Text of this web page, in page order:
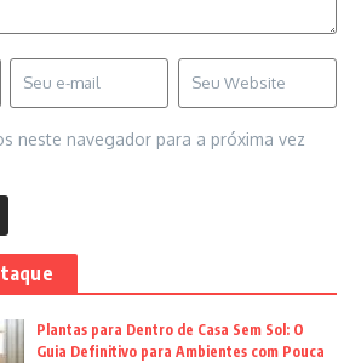
neste navegador para a próxima vez
Plantas para Dentro de Casa Sem Sol: O
Guia Definitivo para Ambientes com Pouca